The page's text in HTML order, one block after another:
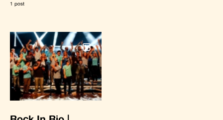
1 post